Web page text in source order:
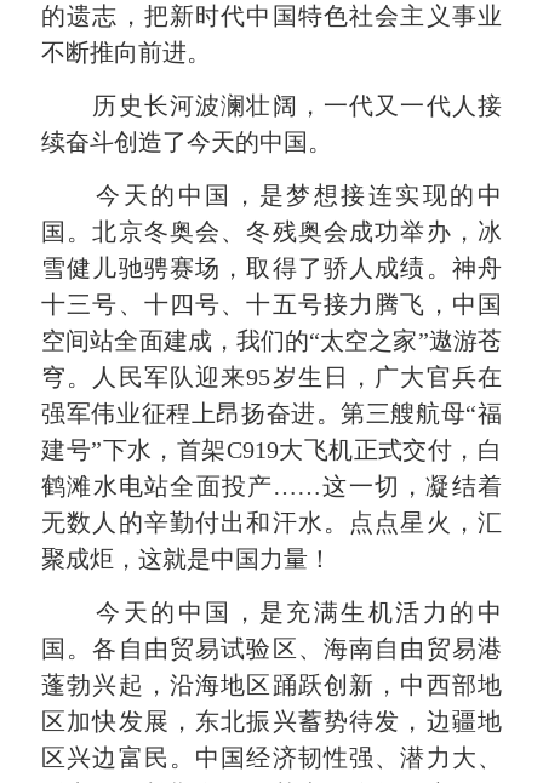
的遗志，把新时代中国特色社会主义事业
不断推向前进。
历史长河波澜壮阔，一代又一代人接
续奋斗创造了今天的中国。
今天的中国，是梦想接连实现的中
国。北京冬奥会、冬残奥会成功举办，冰
雪健儿驰骋赛场，取得了骄人成绩。神舟
十三号、十四号、十五号接力腾飞，中国
空间站全面建成，我们的“太空之家”遨游苍
穹。人民军队迎来95岁生日，广大官兵在
强军伟业征程上昂扬奋进。第三艘航母“福
建号”下水，首架C919大飞机正式交付，白
鹤滩水电站全面投产……这一切，凝结着
无数人的辛勤付出和汗水。点点星火，汇
聚成炬，这就是中国力量！
今天的中国，是充满生机活力的中
国。各自由贸易试验区、海南自由贸易港
蓬勃兴起，沿海地区踊跃创新，中西部地
区加快发展，东北振兴蓄势待发，边疆地
区兴边富民。中国经济韧性强、潜力大、